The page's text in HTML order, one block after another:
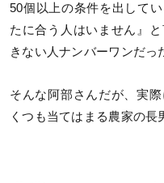
50個以上の条件を出して
たに合う人はいません』
きない人ナンバーワンだっ
そんな阿部さんだが、実
くつも当てはまる農家の長